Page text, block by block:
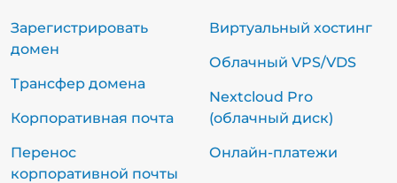
Зарегистрировать
домен
Трансфер домена
Корпоративная почта
Перенос
корпоративной почты
Виртуальный хостинг
Облачный VPS/VDS
Nextcloud Pro
(облачный диск)
Онлайн-платежи